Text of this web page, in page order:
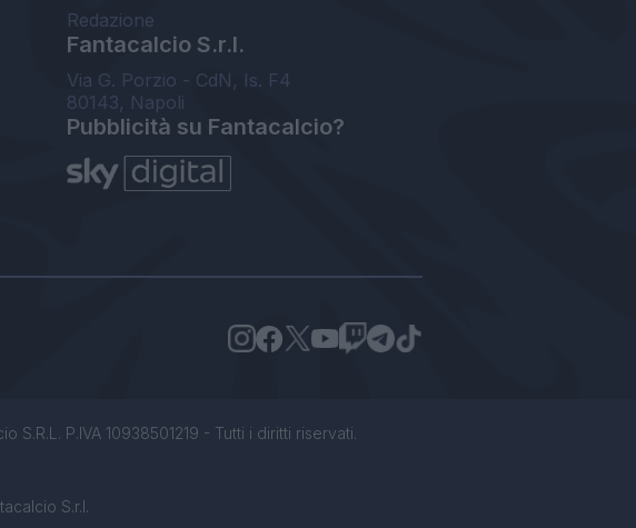
Redazione
Fantacalcio S.r.l.
Via G. Porzio - CdN, Is. F4
80143, Napoli
Pubblicità su Fantacalcio?
P.IVA 10938501219 - Tutti i diritti riservati.
S.r.l.